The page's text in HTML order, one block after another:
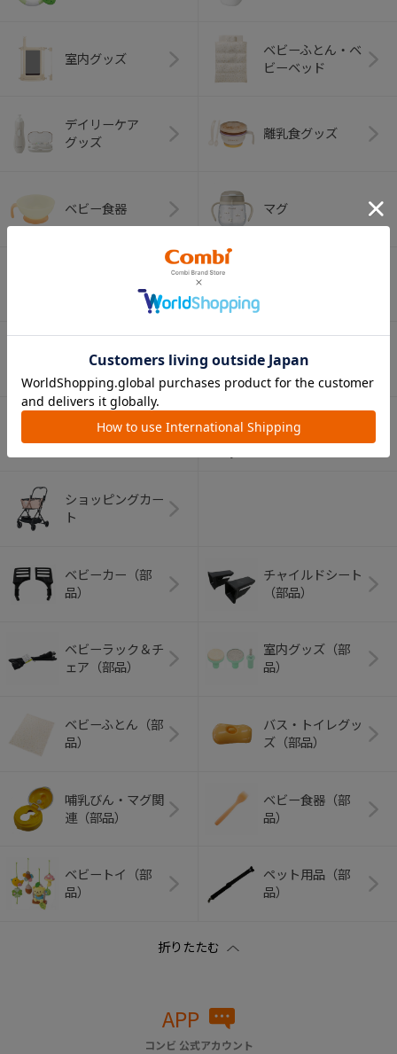
室内グッズ
ベビーふとん・ベ
ビーベッド
デイリーケア
グッズ
離乳食グッズ
ベビー食器 マグ
ン・フォーク
（お口のケア）
ベビートイ
アウトドアグッズ
（ヘルメット）
ペット用品
ショッピングカー
ト
ベビーカー（部
品）
チャイルドシート
（部品）
ベビーラック＆チ
ェア（部品）
室内グッズ（部
品）
ベビーふとん（部
品）
バス・トイレグッ
ズ（部品）
哺乳びん・マグ関
連（部品）
ベビー食器（部
品）
ベビートイ（部
品）
ペット用品（部
品）
APP
コンビ 公式アカウント